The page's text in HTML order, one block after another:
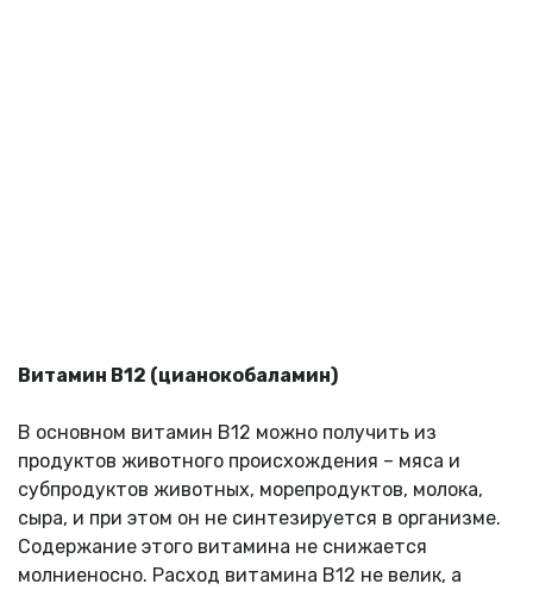
Витамин В12 (цианокобаламин)
В основном витамин В12 можно получить из
продуктов животного происхождения – мяса и
субпродуктов животных, морепродуктов, молока,
сыра, и при этом он не синтезируется в организме.
Содержание этого витамина не снижается
молниеносно. Расход витамина В12 не велик, а